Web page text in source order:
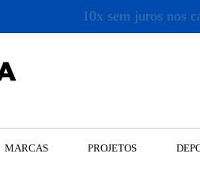
10x sem juros nos
MARCAS PROJETOS